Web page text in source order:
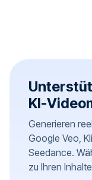
KI-
Generieren
Google Veo,
Seedance.
zu Ihren